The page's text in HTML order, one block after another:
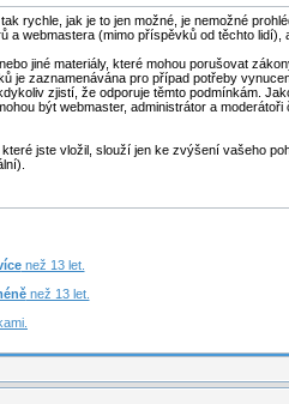
rychle, jak je to jen možné, je nemožné
webmastera (mimo příspěvků od těchto lidí),
jiné materiály, které mohou porušovat
je zaznamenávána pro případ potřeby
zjistí, že odporuje těmto podmínkám.
být webmaster, administrátor a
jste vložil, slouží jen ke zvýšení vašeho
než 13 let.
než 13 let.